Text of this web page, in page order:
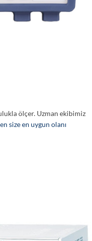
ölçer. Uzman ekibimiz
size en uygun olanı